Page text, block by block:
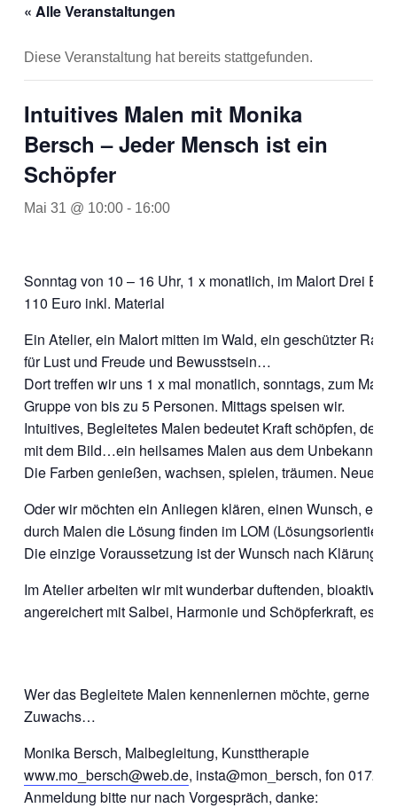
« Alle Veranstaltungen
Diese Veranstaltung hat bereits stattgefunden.
Intuitives Malen mit Monika
Bersch – Jeder Mensch ist ein
Schöpfer
Mai 31 @ 10:00- 16:00
Sonntag von 10 – 16 Uhr, 1 x monatlich, im Malort Drei
110 Euro inkl. Material
Ein Atelier, ein Malort mitten im Wald, ein geschützter
für Lust und Freude und Bewusstsein…
Dort treffen wir uns 1 x mal monatlich, sonntags, zum
Gruppe von bis zu 5 Personen. Mittags speisen wir.
Intuitives, Begleitetes Malen bedeutet Kraft schöpfen, den
mit dem Bild…ein heilsames Malen aus dem Unbekannten
Die Farben genießen, wachsen, spielen, träumen. Neues.
Oder wir möchten ein Anliegen klären, einen Wunsch,
durch Malen die Lösung finden im LOM
Die einzige Voraussetzung ist der Wunsch nach Klärung
Im Atelier arbeiten wir mit wunderbar duftenden,
angereichert mit Salbei, Harmonie und Schöpferkraft, es
Wer das Begleitete Malen kennenlernen möchte, gerne
Zuwachs…
Monika Bersch, Malbegleitung, Kunsttherapie
www.mo_bersch@web.de, insta@mon­_bersch, fon
Anmeldung bitte nur nach Vorgespräch, danke: